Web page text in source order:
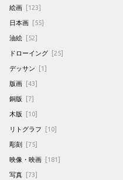
絵画 [123]
日本画 [55]
油絵 [52]
ドローイング [25]
デッサン [1]
版画 [43]
銅版 [7]
木版 [10]
リトグラフ [10]
彫刻 [75]
映像・映画 [181]
写真 [73]